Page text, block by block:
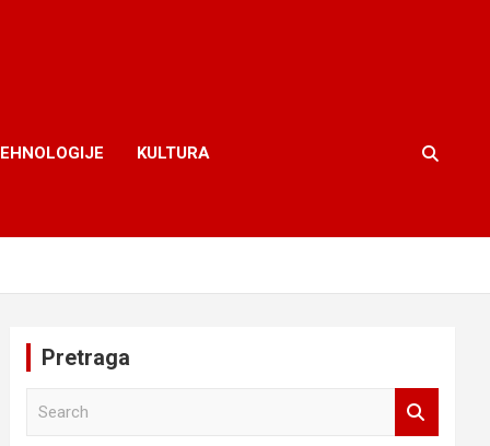
KULTURA
Pretraga